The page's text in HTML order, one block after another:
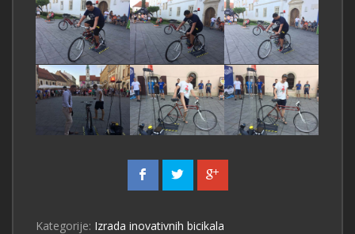
Kategorije: Izrada inovativnih bicikala